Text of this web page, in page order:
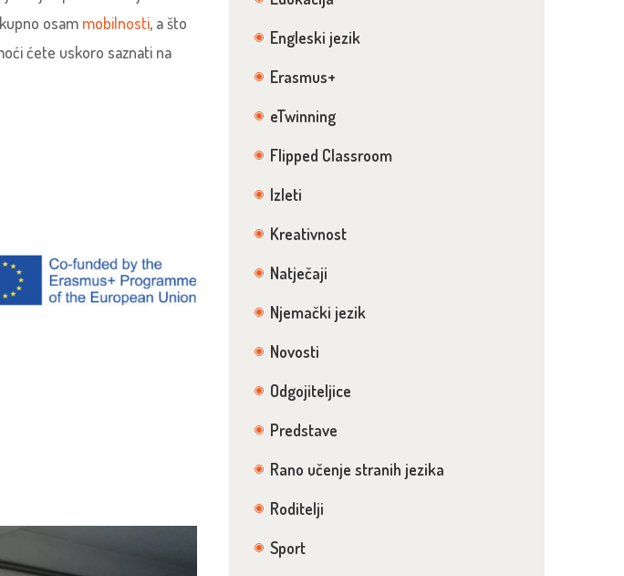
osam mobilnosti, a što
ćete uskoro saznati na
Engleski jezik
Erasmus+
eTwinning
Flipped Classroom
Izleti
Kreativnost
Natječaji
Njemački jezik
Novosti
Odgojiteljice
Predstave
Rano učenje stranih jezika
Roditelji
Sport